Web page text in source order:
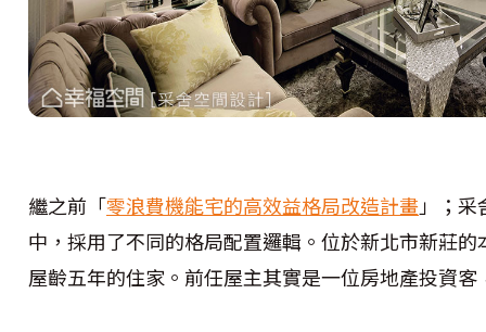
繼之前「零浪費機能宅的高效益格局改造計畫」；
中，採用了不同的格局配置邏輯。位於新北市新莊
屋齡五年的住家。前任屋主其實是一位房地產投資